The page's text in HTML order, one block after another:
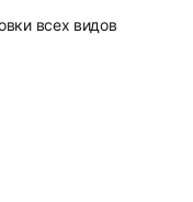
всех видов